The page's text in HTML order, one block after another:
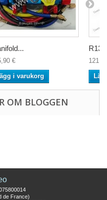
€
i varukorg
OM BLOGGEN
de France)